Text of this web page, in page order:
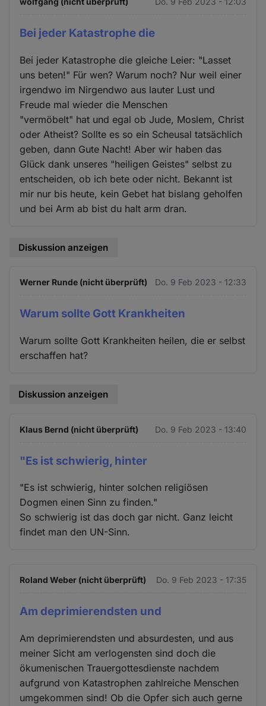
Bei jeder Katastrophe die
Bei jeder Katastrophe die gleiche Leier: "Lasset
uns beten!" Für wen? Warum noch? Nur weil einer
irgendwo im Nirgendwo aus lauter Lust und
Freude mal wieder die Menschen
"vermöbelt" hat und egal ob Jude, Moslem, Christ
oder Atheist? Sollte es so ein Scheusal tatsächlich
geben, dann Gute Nacht! Aber wir haben das
Glück dank unseres "heiligen Geistes" selbst zu
entscheiden, ob ich bete oder nicht. Bekannt ist
mir nur bis heute, kein Gebet hat bislang geholfen
und bei Arm ab bist du halt arm dran.
Diskussion anzeigen
Werner Runde (nicht überprüft) Do. 9 Feb 2023 - 12:33
Warum sollte Gott Krankheiten
Warum sollte Gott Krankheiten heilen, die er selbst
erschaffen hat?
Diskussion anzeigen
Klaus Bernd (nicht überprüft) Do. 9 Feb 2023 - 13:40
"Es ist schwierig, hinter
"Es ist schwierig, hinter solchen religiösen
Dogmen einen Sinn zu finden."
So schwierig ist das doch gar nicht. Ganz leicht
findet man den UN-Sinn.
Roland Weber (nicht überprüft) Do. 9 Feb 2023 - 17:35
Am deprimierendsten und
Am deprimierendsten und absurdesten, und aus
meiner Sicht am verlogensten sind doch die
ökumenischen Trauergottesdienste nachdem
aufgrund von Katastrophen zahlreiche Menschen
umgekommen sind! Ob die Opfer sich auch gerne
Cookies